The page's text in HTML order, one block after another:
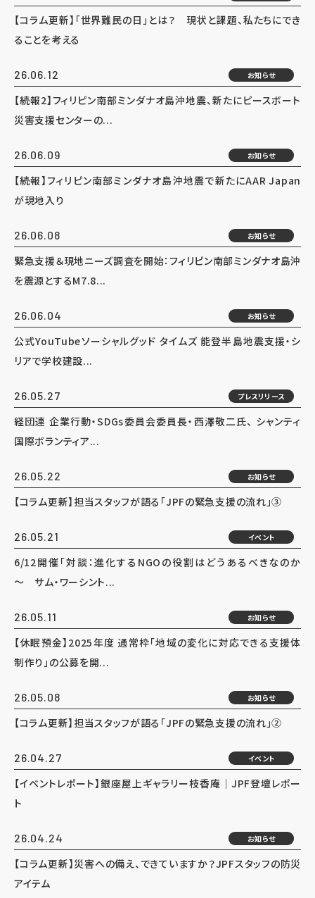
【コラム更新】「世界難民の日」とは？ 現状と課題、私たちにでき
ることを考える
26.06.12 お知らせ
【続報2】フィリピン南部ミンダナオ島沖地震、新たにピースボート
災害支援センターの...
26.06.09 お知らせ
【続報】フィリピン南部ミンダナオ島沖地震で新たにAAR Japan
が現地入り
26.06.08 お知らせ
緊急支援＆現地ニーズ調査を開始：フィリピン南部ミンダナオ島沖
を震源とするM7.8...
26.06.04 お知らせ
公式YouTubeソーシャルグッド タイムズ 能登半島地震支援・シ
リアで学校建設...
26.05.27 プレスリリース
経団連 企業行動・SDGs委員会委員長・西澤敬二氏、 シャンティ
国際ボランティア...
26.05.22 お知らせ
【コラム更新】担当スタッフが語る「JPFの緊急支援の流れ」③
26.05.21 イベント
6/12開催「対談：進化するNGOの役割はどうあるべきなのか
～ サム・ワーシント...
26.05.11 お知らせ
【休眠預金】2025年度 通常枠「地域の変化に対応できる支援体
制作り」の公募を開...
26.05.08 お知らせ
【コラム更新】担当スタッフが語る「JPFの緊急支援の流れ」②
26.04.27 イベント
【イベントレポート】銀座屋上ギャラリー枝香庵｜JPF登壇レポー
ト
26.04.24 お知らせ
【コラム更新】災害への備え、できていますか？JPFスタッフの防災
アイテム